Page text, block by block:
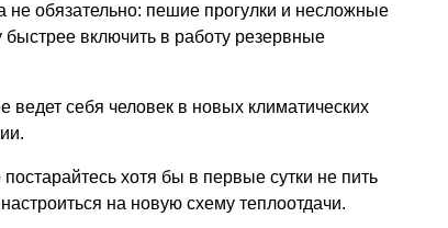
не обязательно: пешие прогулки и несложные
быстрее включить в работу резервные
ведет себя человек в новых климатических
хотя бы в первые сутки не пить
на новую схему теплоотдачи.